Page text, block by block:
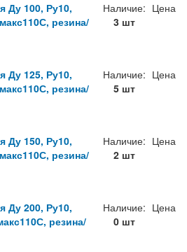
Ду 100, Ру10,
резина/
Наличие:
3 шт
Цена
Ду 125, Ру10,
резина/
Наличие:
5 шт
Цена
Ду 150, Ру10,
резина/
Наличие:
2 шт
Цена
Ду 200, Ру10,
резина/
Наличие:
0 шт
Цена